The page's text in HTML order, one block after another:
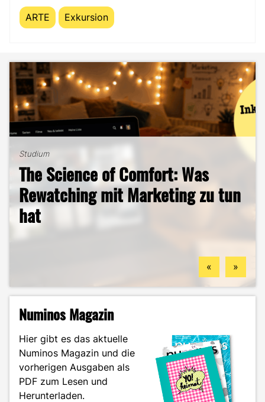
ARTE Exkursion
Studium
The Science of Comfort: Was
Rewatching mit Marketing zu tun
hat
Studium
Zwischen Offenburg und
Gengenbach – DEC an drei
Studium
B2B-Marketing für das Handwerk
– und warum du hier deine
berufliche Zukunft finden
Studium
Mein ehrlicher DEC-Survival-
Guide durch das Wintersemester
Studentenleben
Ästhetik, Sport und
Zukunftspläne: Aylin im Portrait
« »
Numinos Magazin
Hier gibt es das aktuelle
Numinos Magazin und die
vorherigen Ausgaben als
PDF zum Lesen und
Herunterladen.